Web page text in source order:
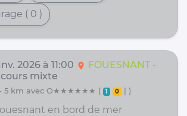
( 0 )
2026 à 11:00 location_on
FOUESNANT -
mixte
- 5 km avec O★★★★★★ ( 1 0 | )
en bord de mer